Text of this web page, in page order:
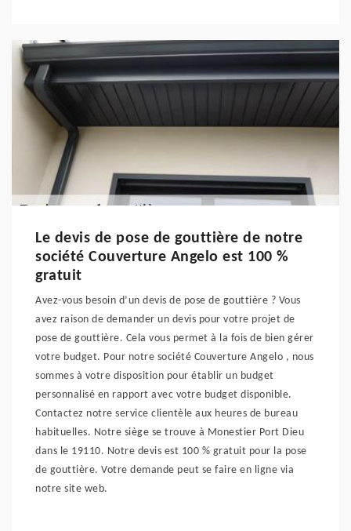
Le devis de pose de gouttière de notre
société Couverture Angelo est 100 %
gratuit
Avez-vous besoin d’un devis de pose de gouttière ? Vous
avez raison de demander un devis pour votre projet de
pose de gouttière. Cela vous permet à la fois de bien gérer
votre budget. Pour notre société Couverture Angelo , nous
sommes à votre disposition pour établir un budget
personnalisé en rapport avec votre budget disponible.
Contactez notre service clientèle aux heures de bureau
habituelles. Notre siège se trouve à Monestier Port Dieu
dans le 19110. Notre devis est 100 % gratuit pour la pose
de gouttière. Votre demande peut se faire en ligne via
notre site web.